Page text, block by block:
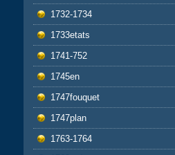
1732-1734
1733etats
1741-752
1745en
1747fouquet
1747plan
1763-1764